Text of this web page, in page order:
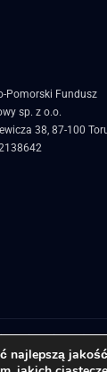
Pomorski Fundusz
sp. z o.o.
38, 87-100
Publicznej
najlepszą